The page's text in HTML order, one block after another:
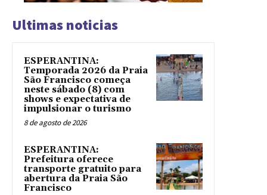
Ultimas noticias
ESPERANTINA:
Temporada 2026 da Praia
São Francisco começa
neste sábado (8) com
shows e expectativa de
impulsionar o turismo
8 de agosto de 2026
ESPERANTINA:
Prefeitura oferece
transporte gratuito para
abertura da Praia São
Francisco